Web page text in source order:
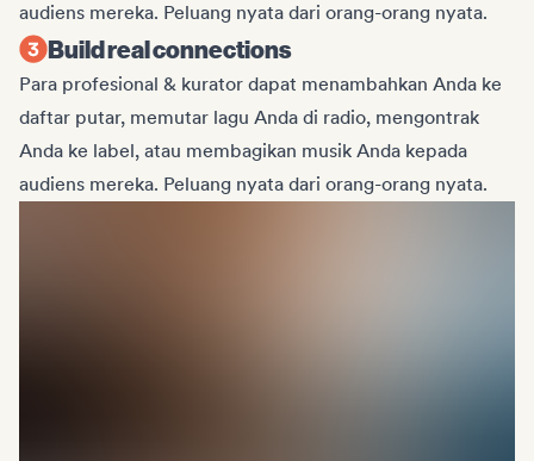
audiens mereka. Peluang nyata dari orang-orang nyata.
Build real connections
Para profesional & kurator dapat menambahkan Anda ke
daftar putar, memutar lagu Anda di radio, mengontrak
Anda ke label, atau membagikan musik Anda kepada
audiens mereka. Peluang nyata dari orang-orang nyata.